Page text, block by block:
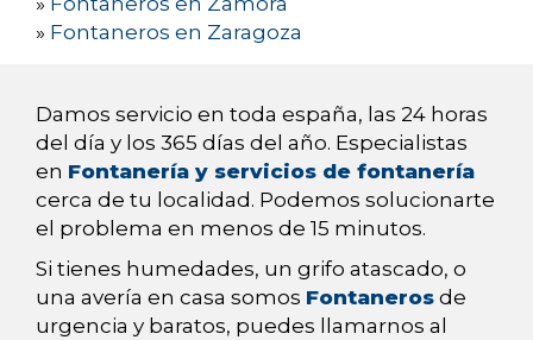
» Fontaneros en Zaragoza
Damos servicio en toda españa, las 24 horas
del día y los 365 días del año. Especialistas
en Fontanería y servicios de fontanería
cerca de tu localidad. Podemos solucionarte
el problema en menos de 15 minutos.
Si tienes humedades, un grifo atascado, o
una avería en casa somos Fontaneros de
urgencia y baratos, puedes llamarnos al